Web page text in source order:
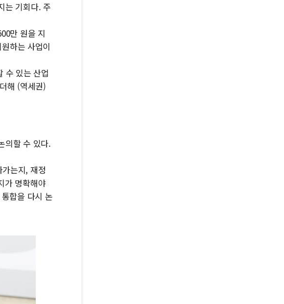
는 기회다. 주
만 원을 지
하는 사업이
수 있는 산업
해 (역세권)
의할 수 있다.
는지, 재정
가 명확해야
합을 다시 논